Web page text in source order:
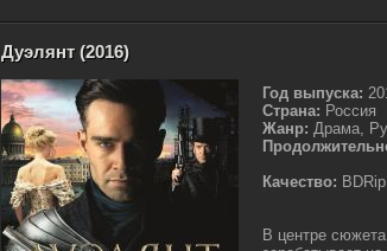
Дуэлянт (2016)
Год выпуска:
Страна: Россия
Жанр: Драма,
Качество: BDRip
В центре